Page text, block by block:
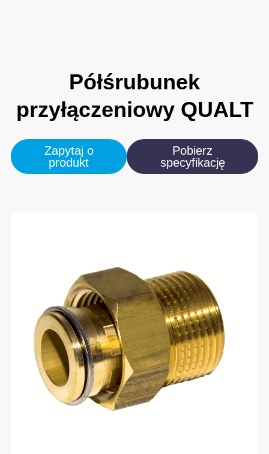
Półśrubunek
przyłączeniowy QUALT
Zapytaj o
produkt
Pobierz
specyfikację